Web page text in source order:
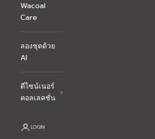
Wacoal
Care
ลองชุดด้วย
AI
ดีไซน์เนอร์
คอลเลคชั่น
LOGIN